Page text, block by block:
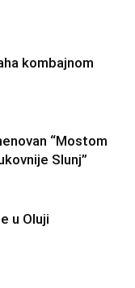
kombajnom
“Mostom
Slunj”
u Oluji